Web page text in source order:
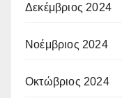
Δεκέμβριος 2024
Νοέμβριος 2024
Οκτώβριος 2024